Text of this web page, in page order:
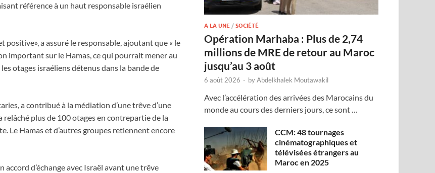
référence à un haut responsable israélien
a assuré le responsable, ajoutant que « le
important sur le Hamas, ce qui pourrait mener au
otages israéliens détenus dans la bande de
a contribué à la médiation d’une trêve d’une
relâché plus de 100 otages en contrepartie de la
Le Hamas et d’autres groupes retiennent encore
d’échange avec Israël avant une trêve
A LA UNE /SOCIÉTÉ
Opération Marhaba : Plus de 2,74
millions de MRE de retour au Maroc
jusqu’au 3 août
6 août 2026 - byAbdelkhalek Moutawakil
Avec l’accélération des arrivées des Marocains du
monde au cours des derniers jours, ce sont …
CCM: 48 tournages
cinématographiques et
télévisées étrangers au
Maroc en 2025